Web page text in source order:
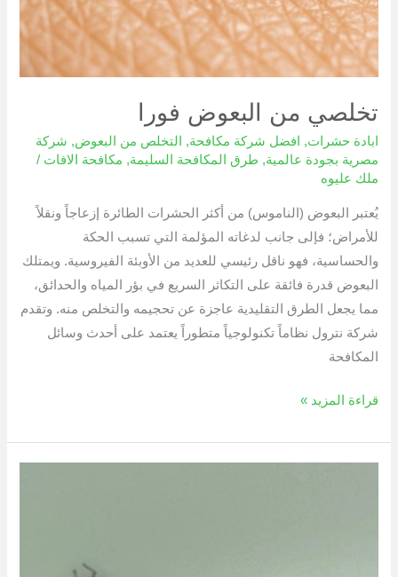
تخلصي من البعوض فورا
ابادة حشرات, افضل شركة مكافحة, التخلص من البعوض, شركة
مصرية بجودة عالمية, طرق المكافحة السليمة, مكافحة الافات /
ملك عليوه
يُعتبر البعوض (الناموس) من أكثر الحشرات الطائرة إزعاجاً ونقلاً
للأمراض؛ فإلى جانب لدغاته المؤلمة التي تسبب الحكة
والحساسية، فهو ناقل رئيسي للعديد من الأوبئة الفيروسية. ويمتلك
البعوض قدرة فائقة على التكاثر السريع في بؤر المياه والحدائق،
مما يجعل الطرق التقليدية عاجزة عن تحجيمه والتخلص منه. وتقدم
شركة نترول نظاماً تكنولوجياً متطوراً يعتمد على أحدث وسائل
المكافحة
قراءة المزيد »